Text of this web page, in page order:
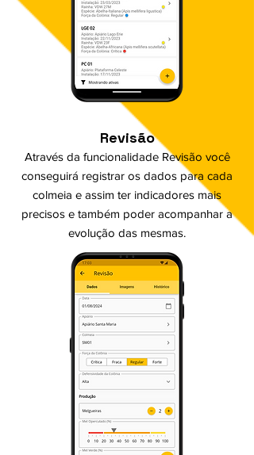
Revisão
Através da funcionalidade Revisão você
conseguirá registrar os dados para cada
colmeia e assim ter indicadores mais
precisos e também poder acompanhar a
evolução das mesmas.